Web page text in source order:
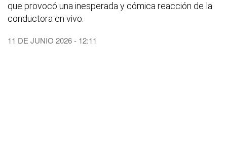
que provocó una inesperada y cómica reacción de la
conductora en vivo.
11 DE JUNIO 2026 - 12:11